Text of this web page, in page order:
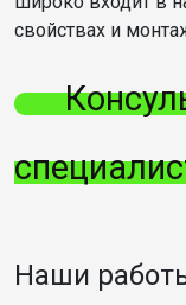
свойствах и
Наши